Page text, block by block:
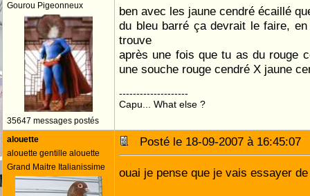
Gourou Pigeonneux
35647 messages postés
ben avec les jaune cendré écaillé
du bleu barré ça devrait le faire,
trouve
après une fois que tu as du rouge
une souche rouge cendré X jaune
--------------------
Capu... What else ?
alouette
alouette gentille alouette
Grand Maitre Italianissime
Posté le 18-09-2007 à
ouai je pense que je vais essayer